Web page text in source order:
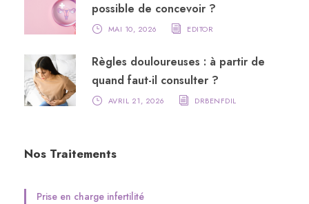
possible de concevoir ?
MAI 10, 2026 EDITOR
Règles douloureuses : à partir de
quand faut-il consulter ?
AVRIL 21, 2026 DRBENFDIL
Nos Traitements
Prise en charge infertilité